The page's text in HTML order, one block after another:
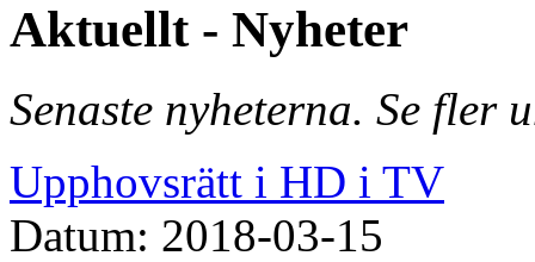
Aktuellt - Nyheter
Senaste nyheterna. Se
Upphovsrätt i HD i TV
Datum: 2018-03-15